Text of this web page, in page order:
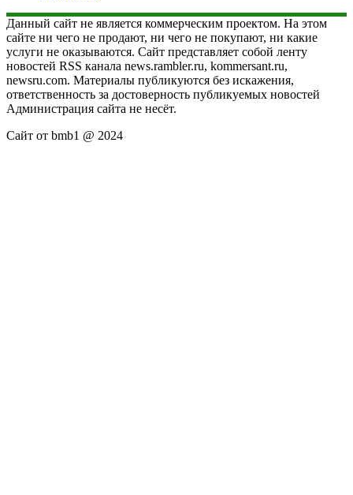
Данный сайт не является коммерческим проектом. На этом
сайте ни чего не продают, ни чего не покупают, ни какие
услуги не оказываются. Сайт представляет собой ленту
новостей RSS канала news.rambler.ru, kommersant.ru,
newsru.com. Материалы публикуются без искажения,
ответственность за достоверность публикуемых новостей
Администрация сайта не несёт.
Сайт от bmb1 @ 2024